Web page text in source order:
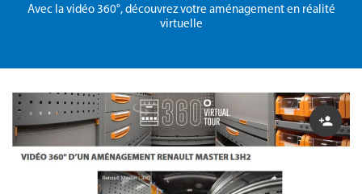
Avec la vidéo 360°, découvrez votre aménagement en réalité
virtuelle
Author